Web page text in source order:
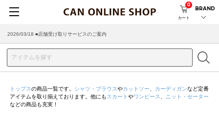
カート
0
BRAND
2026/03/18 ■店舗受け取りサービスのご案内
トップスの商品一覧です。 シャツ・ブラウスやカットソー カーディガンなど定番
アイテムを取り揃えております。他にも スカート やワンピース
ニット・セーター
などの商品も充実！